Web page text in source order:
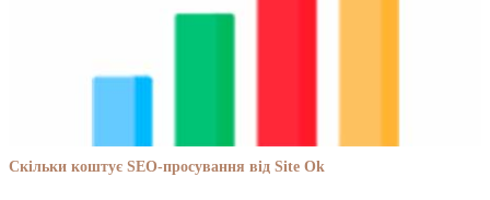
Скільки коштує SEO-просування від Site Ok